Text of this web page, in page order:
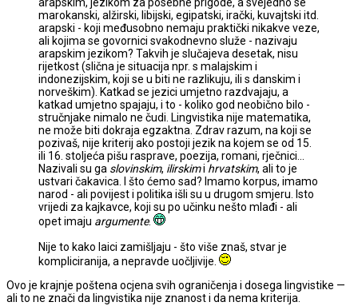
arapskim, jezikom za posebne prigode, a svejedno se
marokanski, alžirski, libijski, egipatski, irački, kuvajtski itd.
arapski - koji međusobno nemaju praktički nikakve veze,
ali kojima se govornici svakodnevno služe - nazivaju
arapskim jezikom? Takvih je slučajeva desetak, nisu
rijetkost (slična je situacija npr. s malajskim i
indonezijskim, koji se u biti ne razlikuju, ili s danskim i
norveškim). Katkad se jezici umjetno razdvajaju, a
katkad umjetno spajaju, i to - koliko god neobično bilo -
stručnjake nimalo ne čudi. Lingvistika nije matematika,
ne može biti dokraja egzaktna. Zdrav razum, na koji se
pozivaš, nije kriterij ako postoji jezik na kojem se od 15.
ili 16. stoljeća pišu rasprave, poezija, romani, rječnici...
Nazivali su ga slovinskim, ilirskimi hrvatskim, ali to je
ustvari čakavica. I što ćemo sad? Imamo korpus, imamo
narod - ali povijest i politika išli su u drugom smjeru. Isto
vrijedi za kajkavce, koji su po učinku nešto mlađi - ali
opet imaju argumente.
Nije to kako laici zamišljaju - što više znaš, stvar je
kompliciranija, a nepravde uočljivije.
Ovo je krajnje poštena ocjena svih ograničenja i dosega lingvistike —
ali to ne znači da lingvistika nije znanost i da nema kriterija.